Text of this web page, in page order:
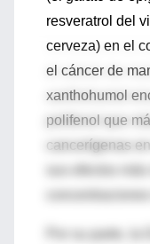
resveratrol del
cerveza) en el
el cáncer de
xanthohumol
polifenol que
cancerígenas